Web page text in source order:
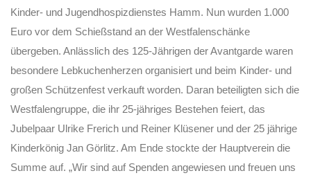
Kinder- und Jugendhospizdienstes Hamm. Nun wurden 1.000
Euro vor dem Schießstand an der Westfalenschänke
übergeben. Anlässlich des 125-Jährigen der Avantgarde waren
besondere Lebkuchenherzen organisiert und beim Kinder- und
großen Schützenfest verkauft worden. Daran beteiligten sich die
Westfalengruppe, die ihr 25-jähriges Bestehen feiert, das
Jubelpaar Ulrike Frerich und Reiner Klüsener und der 25 jährige
Kinderkönig Jan Görlitz. Am Ende stockte der Hauptverein die
Summe auf. „Wir sind auf Spenden angewiesen und freuen uns